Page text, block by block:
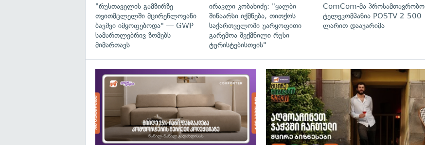
"რუსთაველის გამზირზე
თვითმცლელში მცირეწლოვანი
ბავშვი იმყოფებოდა" — GWP
სამართლებრივ ზომებს
მიმართავს
ირაკლი კობახიძე: "ყალბი
შინაარსი იქმნება, თითქოს
საქართველოში უარყოფითი
გარემოა შექმნილი რუსი
ტურისტებისთვის"
ComCom-მა პროსამთავრობო
ტელეკომპანია POSTV 2 500
ლარით დააჯარიმა